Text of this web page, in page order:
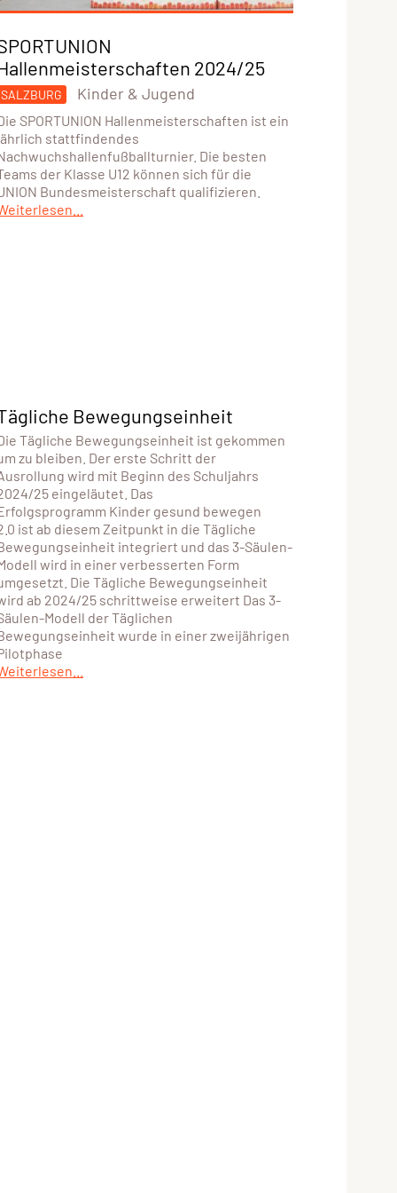
2024/25
SALZBURG Kinder & Jugend
SPORTUNION Hallenmeisterschaften ist ein
stattfindendes
Die besten
der Klasse U12 können sich für die
Bundesmeisterschaft qualifizieren.
Bewegungseinheit
Tägliche Bewegungseinheit ist gekommen
zu bleiben. Der erste Schritt der
wird mit Beginn des Schuljahrs
25 eingeläutet. Das
Kinder gesund bewegen
ist ab diesem Zeitpunkt in die Tägliche
integriert und das 3-Säulen-
wird in einer verbesserten Form
Die Tägliche Bewegungseinheit
ab 2024/25 schrittweise erweitert Das 3-
Modell der Täglichen
wurde in einer zweijährigen